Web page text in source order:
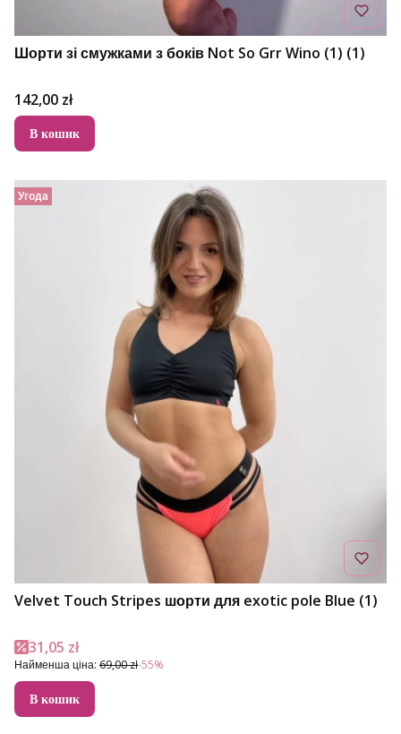
Шорти зі смужками з боків Not So Grr Wino (1) (1)
Ціна
142,00 zł
В кошик
Угода
Velvet Touch Stripes шорти для exotic pole Blue (1)
Акційна ціна
31,05 zł
Найменша ціна: 69,00 zł-55%
В кошик